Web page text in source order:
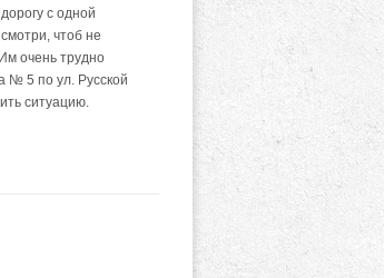
с одной
чтоб не
очень трудно
№ 5 по ул. Русской
ситуацию.